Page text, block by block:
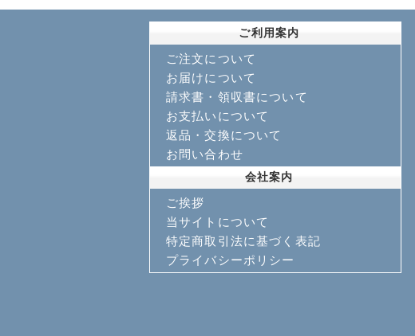
ご利用案内
ご注文について
お届けについて
請求書・領収書について
お支払いについて
返品・交換について
お問い合わせ
会社案内
ご挨拶
当サイトについて
特定商取引法に基づく表記
プライバシーポリシー